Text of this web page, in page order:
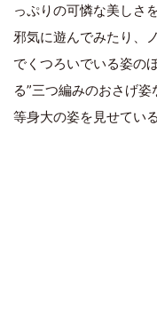
っぷりの可憐な美しさ
邪気に遊んでみたり、
でくつろいでいる姿の
る”三つ編みのおさげ
等身大の姿を見せている